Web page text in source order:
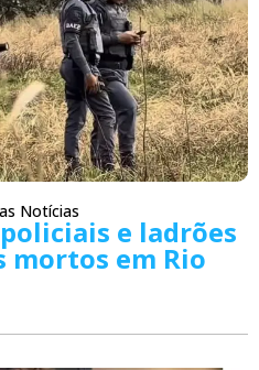
Notícias
e ladrões
mortos em Rio